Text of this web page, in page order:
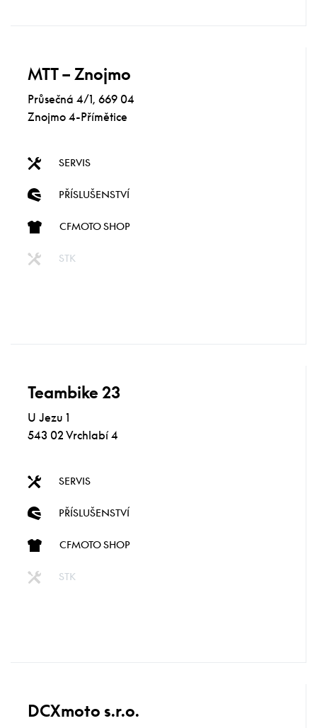
MTT – Znojmo
Průsečná 4/1, 669 04
Znojmo 4-Přímětice
SERVIS
PŘÍSLUŠENSTVÍ
CFMOTO SHOP
STK
Teambike 23
U Jezu 1
543 02 Vrchlabí 4
SERVIS
PŘÍSLUŠENSTVÍ
CFMOTO SHOP
STK
DCXmoto s.r.o.